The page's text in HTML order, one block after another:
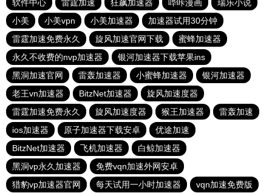
软件中心
雷霆加速 狂飙加速器 哔咔漫画
瑞乐小说
小美
小美vpn 小美加速器
加速器试用30分钟
雷霆加速免费永久
旋风加速官网下载
蜜蜂加速器
永久不收费的nvp加速器
银河加速器下载苹果ins
黑洞加速官网
雷轰加速器 小蜜蜂加速器
银河加速器
老王vn加速器
BitzNet加速器
旋风加速度器
雷霆加速免费永久
旋风加速度器 猴王加速器
雷轰加速
ios加速器
原子加速器下载安卓
优途加速
BitzNet加速器
飞机加速器
白鲸加速器
黑洞vp永久加速器
免费vqn加速外网安卓
猎豹vp加速器官网
每天试用一小时加速器 vqn加速免费版